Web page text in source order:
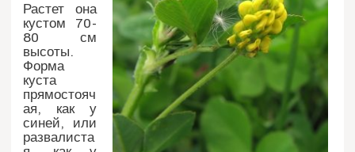
Растет она
кустом 70-
80 см
высоты.
Форма
куста
прямостояч
ая, как у
синей, или
развалиста